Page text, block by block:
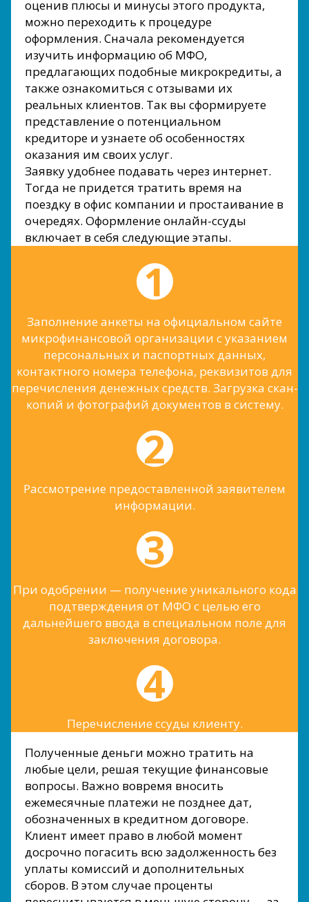
оценив плюсы и минусы этого продукта,
можно переходить к процедуре
оформления. Сначала рекомендуется
изучить информацию об МФО,
предлагающих подобные микрокредиты, а
также ознакомиться с отзывами их
реальных клиентов. Так вы сформируете
представление о потенциальном
кредиторе и узнаете об особенностях
оказания им своих услуг.
Заявку удобнее подавать через интернет.
Тогда не придется тратить время на
поездку в офис компании и простаивание в
очередях. Оформление онлайн-ссуды
включает в себя следующие этапы.
Заполнение анкеты на официальном сайте
микрофинансовой организации с указанием
персональных и паспортных данных,
контактного номера телефона, реквизитов для
перечисления денежных средств. Загрузка скан-
копий и фотографий документов в систему.
Рассмотрение предоставленной заявителем
информации.
При одобрении — получение уникального кода
подтверждения от МФО с целью его
дальнейшего ввода в специальном поле для
заключения договора.
Перечисление ссуды клиенту.
Полученные деньги можно тратить на
любые цели, решая текущие финансовые
вопросы. Важно вовремя вносить
ежемесячные платежи не позднее дат,
обозначенных в кредитном договоре.
Клиент имеет право в любой момент
досрочно погасить всю задолженность без
уплаты комиссий и дополнительных
сборов. В этом случае проценты